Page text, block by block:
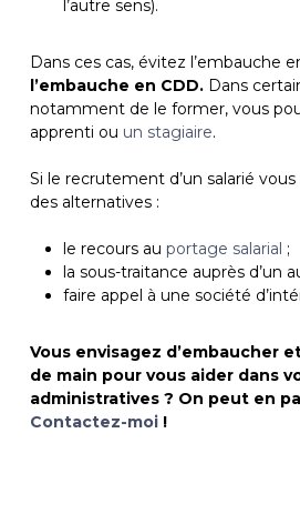
l’autre sens).
Dans ces cas, évitez l’embauche
l’embauche en CDD.Dans
notamment de le former, vous
apprenti ou un stagiaire.
Si le recrutement d’un salarié
des alternatives :
le recours au portage salarial ;
la sous-traitance auprès d’un
faire appel à une société
Vous envisagez d’embaucher
de main pour vous aider dans
administratives ? On peut en
Contactez-moi!